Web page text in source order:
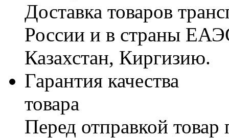
Доставка товаров
России и в страны
Казахстан, Киргизию.
Гарантия качества
товара
Перед отправкой товар